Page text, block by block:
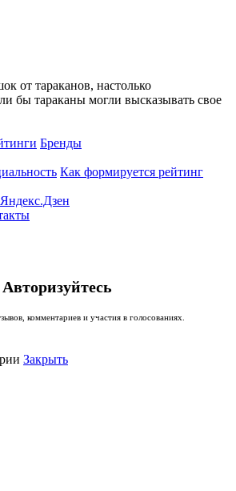
от тараканов, настолько
бы тараканы могли высказывать свое
Бренды
Как формируется рейтинг
Яндекс.Дзен
Авторизуйтесь
комментариев и участия в голосованиях.
Закрыть